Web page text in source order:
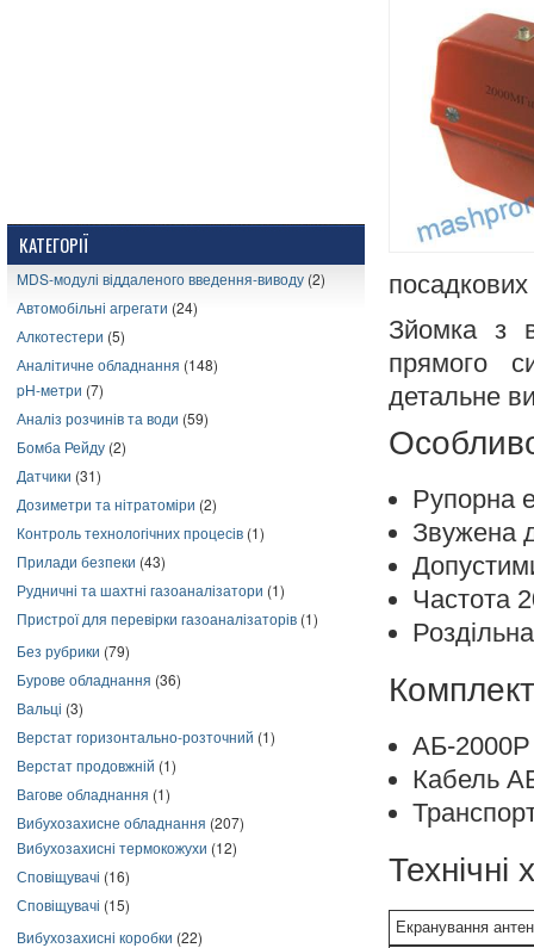
КАТЕГОРІЇ
MDS-модулі віддаленого введення-виводу (2)
Автомобільні агрегати (24)
Алкотестери (5)
Аналітичне обладнання (148)
pH-метри (7)
Аналіз розчинів та води (59)
Бомба Рейду (2)
Датчики (31)
Дозиметри та нітратоміри (2)
Контроль технологічних процесів (1)
Прилади безпеки (43)
Рудничні та шахтні газоаналізатори (1)
Пристрої для перевірки газоаналізаторів (1)
Без рубрики (79)
Бурове обладнання (36)
Вальці (3)
Верстат горизонтально-розточний (1)
Верстат продовжній (1)
Вагове обладнання (1)
Вибухозахисне обладнання (207)
Вибухозахисні термокожухи (12)
Сповіщувачі (16)
Сповіщувачі (15)
Вибухозахисні коробки (22)
Зйомка з
прямого
детальне
Рупорна
Звужена
Частота
АБ-2000Р
Кабель
Технічні
Екранування